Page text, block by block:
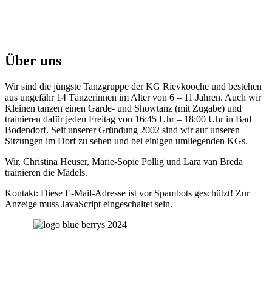
Über uns
Wir sind die jüngste Tanzgruppe der KG Rievkooche und bestehen
aus ungefähr 14 Tänzerinnen im Alter von 6 – 11 Jahren. Auch wir
Kleinen tanzen einen Garde- und Showtanz (mit Zugabe) und
trainieren dafür jeden Freitag von 16:45 Uhr – 18:00 Uhr in Bad
Bodendorf. Seit unserer Gründung 2002 sind wir auf unseren
Sitzungen im Dorf zu sehen und bei einigen umliegenden KGs.
Wir, Christina Heuser, Marie-Sopie Pollig und Lara van Breda
trainieren die Mädels.
Kontakt: Diese E-Mail-Adresse ist vor Spambots geschützt! Zur
Anzeige muss JavaScript eingeschaltet sein.